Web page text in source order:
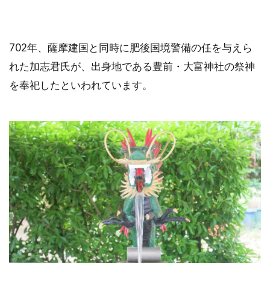
702年、薩摩建国と同時に肥後国境警備の任を与えら
れた加志君氏が、出身地である豊前・大富神社の祭神
を奉祀したといわれています。